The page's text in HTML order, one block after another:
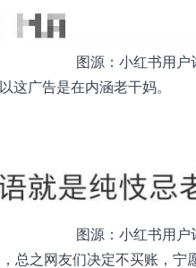
图源：小红书用户
这广告是在内涵老干妈。
图源：小红书用户
总之网友们决定不买账，宁